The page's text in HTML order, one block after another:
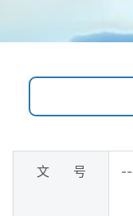
文 号 --